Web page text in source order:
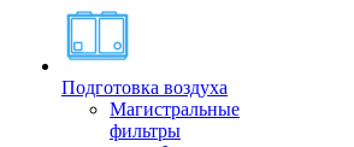
Подготовка воздуха
Магистральные
фильтры